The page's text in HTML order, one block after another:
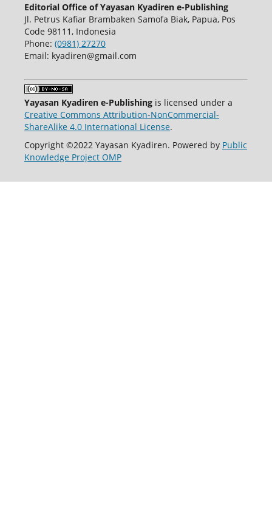
Editorial Office of Yayasan Kyadiren e-Publishing
Jl. Petrus Kafiar Brambaken Samofa Biak, Papua, Pos
Code 98111, Indonesia
Phone: (0981) 27270
Email: kyadiren@gmail.com
Yayasan Kyadiren e-Publishingis licensed under a
Creative Commons Attribution-NonCommercial-
ShareAlike 4.0 International License.
Copyright ©2022 Yayasan Kyadiren. Powered by Public
Knowledge Project OMP